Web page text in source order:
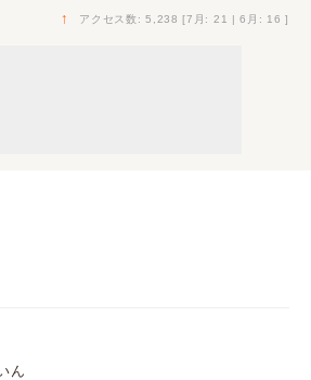
↑ アクセス数: 5,238 [7月: 21 | 6月: 16 ]
ん